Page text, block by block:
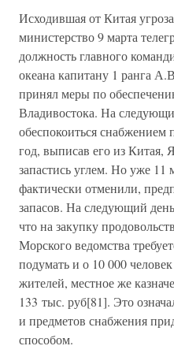
Исходившая от Китая
министерство 9 марта
должность главного
океана капитану 1 ранга
принял меры по
Владивостока. На
обеспокоиться снабжением
год, выписав его из
запастись углем. Но уже 11
фактически отменили,
запасов. На следующий
что на закупку
Морского ведомства
подумать и о 10 000
жителей, местное же
133 тыс. руб[81]. Это
и предметов снабжения
способом.